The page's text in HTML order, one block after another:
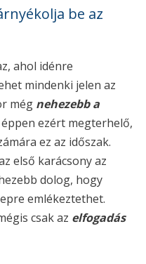
be az
ahol idénre
mindenki jelen az
még nehezebb a
ezért megterhelő,
ez az időszak.
első karácsony az
dolog, hogy
emlékeztethet.
csak az elfogadás